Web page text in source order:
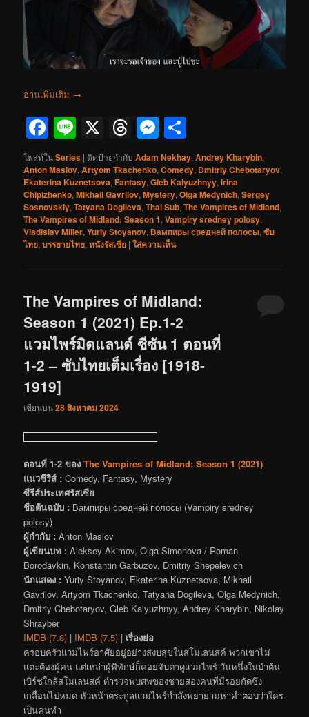
อ่านเพิ่มเติม →
Facebook
Line
X Threads
Messenger
โพสท์ในSeries | ติดป้ายกำกับ Adam Nekhay,Andrey Kharybin,
Anton Maslov,Artyom Tkachenko,Comedy, Dmitriy Chebotaryov,
Ekaterina Kuznetsova,Fantasy,Gleb Kalyuzhnyy,Irina
Chipizhenko,Mikhail Gavrilov,Mystery,Olga Medynich,Sergey
Sosnovskiy,Tatyana Dogileva,Thai Sub,The Vampires of Midland,
The Vampires of Midland: Season 1,Vampiry sredney polosy,
Vladislav Miller,Yuriy Stoyanov,Вампиры средней полосы,ซับ
ไทย,บรรยายไทย,หนังรัสเซีย |ใส่ความเห็น
The Vampires of Midland:
Season 1 (2021) Ep.1-2
แวมไพร์มิดแลนด์ ซีซัน 1 ตอนที่
1-2 – ซับไทยเต็มเรื่อง [1918-
1919]
เขียนบน28 สิงหาคม 2024
ตอนที่ 1-2 ของ The Vampires of Midland: Season 1 (2021)
แนวซีรีส์ : Comedy, Fantasy, Mystery
ซีรีส์ประเทศรัสเซีย
ชื่อต้นฉบับ : Вампиры средней полосы (Vampiry sredney
polosy)
ผู้กำกับ : Anton Maslov
ผู้เขียนบท : Aleksey Akimov, Olga Simonova / Roman
Borodavkin, Konstantin Garbuzov, Dmitriy Shepelevich
นักแสดง : Yuriy Stoyanov, Ekaterina Kuznetsova, Mikhail
Gavrilov, Artyom Tkachenko, Tatyana Dogileva, Olga Medynich,
Dmitriy Chebotaryov, Gleb Kalyuzhnyy, Andrey Kharybin, Nikolay
Shrayber
IMDB (7.8) | IMDB (7.5) | เรื่องย่อ
ครอบครัวแวมไพร์อาศัยอยู่อย่างสงบสุขในสโมเลนสค์ พวกเขาไม่
แตะต้องผู้คน แต่เหล่าผู้พิทักษ์ก็คอยจับตาดูแวมไพร์ วันหนึ่งในป่าต้น
เบิร์ชใกล้สโมเลนสค์ ตำรวจพบศพของชายสองคนที่มีรอยกัดซึ่ง
เกลื่อนไปหมด หัวหน้าตระกูลแวมไพร์กำลังพยายามหาคำตอบว่าใคร
เป็นคนทำ